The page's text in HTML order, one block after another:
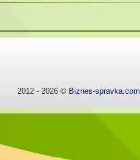
2012 - 2026 © Biznes-spravka.com